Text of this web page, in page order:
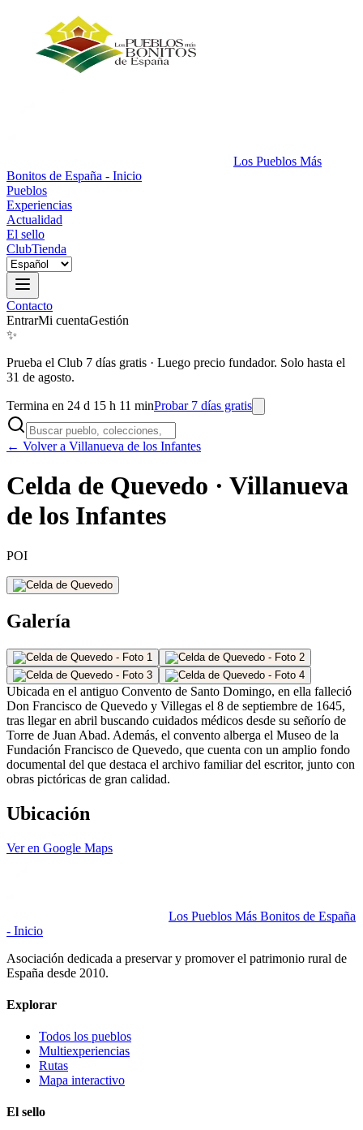
Los Pueblos Más
Bonitos de España - Inicio
Pueblos
Experiencias
Actualidad
El sello
ClubTienda
Contacto
EntrarMi cuentaGestión
✨
Prueba el Club 7 días gratis · Luego precio fundador. Solo hasta el
31 de agosto.
Termina en 24 d 15 h 11 minProbar 7 días gratis
← Volver a Villanueva de los Infantes
Celda de Quevedo · Villanueva
de los Infantes
POI
Galería
Ubicada en el antiguo Convento de Santo Domingo, en ella falleció
Don Francisco de Quevedo y Villegas el 8 de septiembre de 1645,
tras llegar en abril buscando cuidados médicos desde su señorío de
Torre de Juan Abad. Además, el convento alberga el Museo de la
Fundación Francisco de Quevedo, que cuenta con un amplio fondo
documental del que destaca el archivo familiar del escritor, junto con
obras pictóricas de gran calidad.
Ubicación
Ver en Google Maps
Los Pueblos Más Bonitos de España
- Inicio
Asociación dedicada a preservar y promover el patrimonio rural de
España desde 2010.
Explorar
Todos los pueblos
Multiexperiencias
Rutas
Mapa interactivo
El sello